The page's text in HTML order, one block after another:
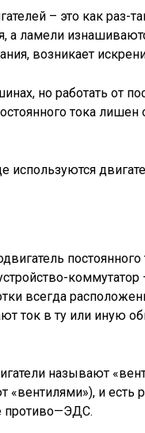
– это как раз-
а ламели
возникает
но работать от
тока
используются
постоянного
коммутатор
всегда
ток в ту или иную
называют
и есть
противо—ЭДС.